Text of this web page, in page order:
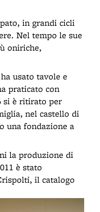
in grandi cicli
Nel tempo le sue
oniriche,
usato tavole e
praticato con
si è ritirato per
nel castello di
una fondazione a
la produzione di
è stato
il catalogo